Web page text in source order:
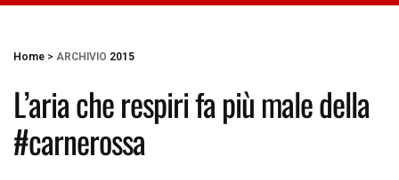
Home > ARCHIVIO 2015
L’aria che respiri fa più male della
#carnerossa